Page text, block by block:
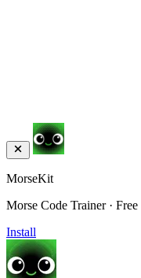
MorseKit
Morse Code Trainer ·
Install